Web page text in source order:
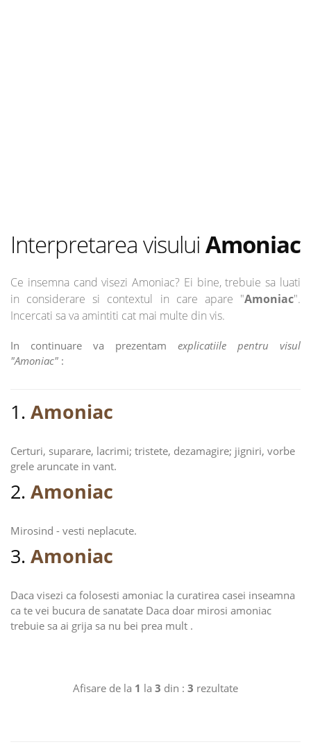
Interpretarea visului Amoniac
Ce insemna cand visezi Amoniac? Ei bine, trebuie sa luati
in considerare si contextul in care apare "Amoniac".
Incercati sa va amintiti cat mai multe din vis.
In continuare va prezentam explicatiile pentru visul
"Amoniac" :
1. Amoniac
Certuri, suparare, lacrimi; tristete, dezamagire; jigniri, vorbe
grele aruncate in vant.
2. Amoniac
Mirosind - vesti neplacute.
3. Amoniac
Daca visezi ca folosesti amoniac la curatirea casei inseamna
ca te vei bucura de sanatate Daca doar mirosi amoniac
trebuie sa ai grija sa nu bei prea mult .
Afisare de la 1 la 3 din : 3 rezultate